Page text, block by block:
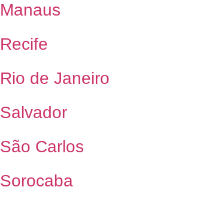
Manaus
Recife
Rio de Janeiro
Salvador
São Carlos
Sorocaba